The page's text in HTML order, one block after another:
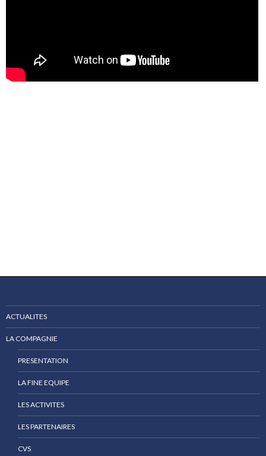
ACTUALITES
LA COMPAGNIE
PRESENTATION
LA FINE EQUIPE
LES ACTIVITES
LES PARTENAIRES
CVS